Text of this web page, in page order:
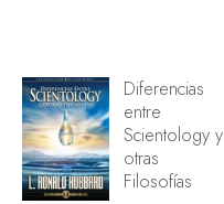
Diferencias
entre
Scientology y
otras
Filosofías